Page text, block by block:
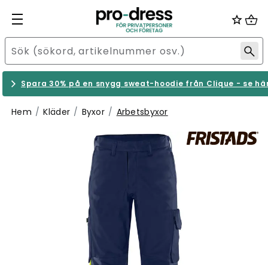
Spara 30% på en snygg sweat-hoodie från Clique - se
Hem Kläder Byxor Arbetsbyxor